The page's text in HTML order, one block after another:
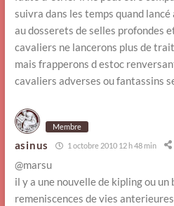
suivra dans les temps quand
au dosserets de selles profondes
cavaliers ne lancerons plus de
mais frapperons d estoc
cavaliers adverses ou fantassins
Membre
asinus 1 octobre 2010 12 h 48 min
@marsu
il y a une nouvelle de kipling ou
remeniscences de vies